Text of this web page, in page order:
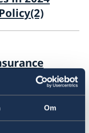
Om
to
of energy